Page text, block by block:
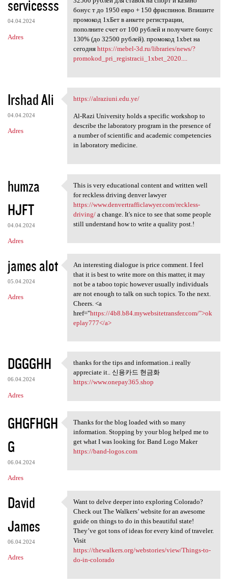
servicesss
04.04.2024
Adres
бонус т до 1950 евро + 150 фриспинов. Впишите
промокод 1хБет в анкете регистрации,
пополните счет от 100 рублей и получите бонус
130% (до 32500 рублей). промокод 1xbet на
сегодня https://mebel-3d.ru/libraries/news/?
promokod_pri_registracii_1xbet_2020....
Irshad Ali
04.04.2024
Adres
https://alraziuni.edu.ye/
https://alraziuni.edu.ye/
Al-Razi University holds a specific workshop to
describe the laboratory program in the presence of
a number of scientific and academic competencies
in laboratory medicine.
humza
HJFT
04.04.2024
Adres
This is very educational
This is very educational content and written well
for reckless driving denver lawyer
https://www.denvertrafficlawyer.com/reckless-
driving/a change. It's nice to see that some people
still understand how to write a quality post.!
james alot
05.04.2024
Adres
An interesting dialogue is
An interesting dialogue is price comment. I feel
that it is best to write more on this matter, it may
not be a taboo topic however usually individuals
are not enough to talk on such topics. To the next.
Cheers. <a
href="https://4b8.b84.mywebsitetransfer.com/">ok
eplay777</a>
DGGGHH
06.04.2024
Adres
thanks for the tips and
thanks for the tips and information..i really
appreciate it.. 신용카드 현금화
https://www.onepay365.shop
GHGFHGH
G
06.04.2024
Adres
Thanks for the blog loaded
Thanks for the blog loaded with so many
information. Stopping by your blog helped me to
get what I was looking for. Band Logo Maker
https://band-logos.com
David
James
06.04.2024
Adres
Want to delve deeper into
Want to delve deeper into exploring Colorado?
Check out The Walkers’ website for an awesome
guide on things to do in this beautiful state!
They’ve got tons of ideas for every kind of traveler.
Visit
https://thewalkers.org/webstories/view/Things-to-
do-in-colorado